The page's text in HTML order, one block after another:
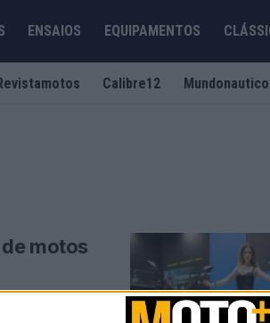
ENSAIOS EQUIPAMENTOS
Calibre12 Mundonautico
motos